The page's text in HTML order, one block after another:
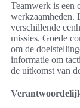
Teamwerk is een
werkzaamheden.
verschillende
missies. Goede
om de
informatie om
de uitkomst van